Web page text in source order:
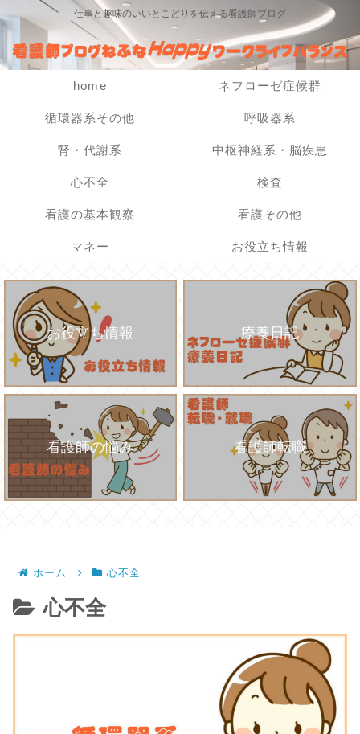
仕事と趣味のいいとこどりを伝える看護師ブログ
home ネフローゼ症候群
循環器系その他 呼吸器系
腎・代謝系 中枢神経系・脳疾患
心不全 検査
看護の基本観察 看護その他
マネー お役立ち情報
お役立ち情報 療養日記
看護師の悩み 看護師転職
ホーム 心不全
心不全